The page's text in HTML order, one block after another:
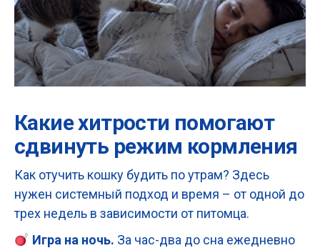
Какие хитрости помогают
сдвинуть режим кормления
Как отучить кошку будить по утрам? Здесь
нужен системный подход и время – от одной до
трех недель в зависимости от питомца.
Игра на ночь. За час-два до сна ежедневно